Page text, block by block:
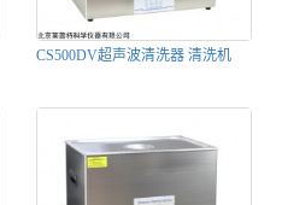
CS500DV超声波清洗器 清洗机